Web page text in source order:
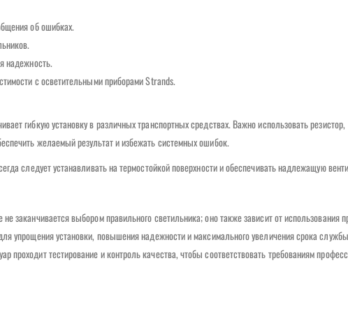
об ошибках.
надежность.
с осветительными приборами Strands.
гибкую установку в различных транспортных средствах. Важно использовать резистор,
желаемый результат и избежать системных ошибок.
следует устанавливать на термостойкой поверхности и обеспечивать надлежащую
заканчивается выбором правильного светильника; оно также зависит от использования
упрощения установки, повышения надежности и максимального увеличения срока
тестирование и контроль качества, чтобы соответствовать требованиям